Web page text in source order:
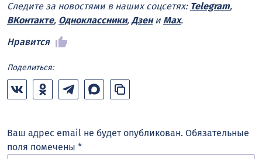
Следите за новостями в наших соцсетях: Telegram,
ВКонтакте, Одноклассники, Дзени Max.
Нравится
Поделиться:
Ваш адрес email не будет опубликован. Обязательные
поля помечены *